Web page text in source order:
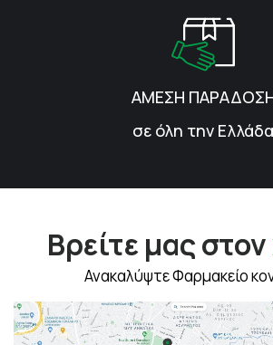
ΑΜΕΣΗ
σε όλη την Ελλάδα
Βρείτε μας στον
Ανακαλύψτε Φαρμακείο